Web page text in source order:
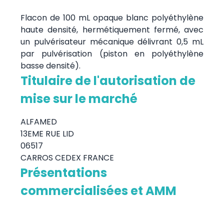
Flacon de 100 mL opaque blanc polyéthylène
haute densité, hermétiquement fermé, avec
un pulvérisateur mécanique délivrant 0,5 mL
par pulvérisation (piston en polyéthylène
basse densité).
Titulaire de l'autorisation de
mise sur le marché
ALFAMED
13EME RUE LID
06517
CARROS CEDEX FRANCE
Présentations
commercialisées et AMM